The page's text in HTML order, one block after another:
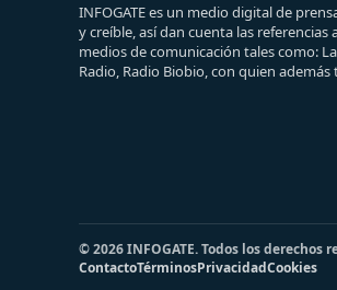
INFOGATE es un medio digital de
y creíble, así dan cuenta las
medios de comunicación tales como:
Radio, Radio Biobio, con quien
© 2026 INFOGATE. Todos los derechos
ContactoTérminosPrivacidadCookies